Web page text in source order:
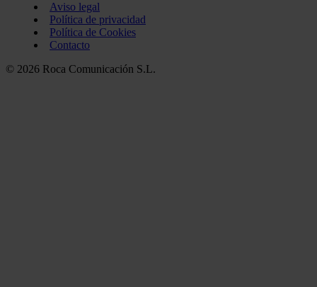
Aviso legal
Política de privacidad
Política de Cookies
Contacto
© 2026 Roca Comunicación S.L.